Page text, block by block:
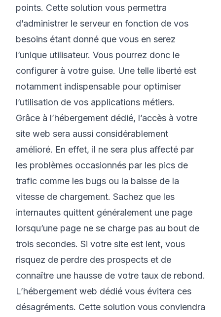
points. Cette solution vous permettra
d’administrer le serveur en fonction de vos
besoins étant donné que vous en serez
l’unique utilisateur. Vous pourrez donc le
configurer à votre guise. Une telle liberté est
notamment indispensable pour optimiser
l’utilisation de vos applications métiers.
Grâce à l’hébergement dédié, l’accès à votre
site web sera aussi considérablement
amélioré. En effet, il ne sera plus affecté par
les problèmes occasionnés par les pics de
trafic comme les bugs ou la baisse de la
vitesse de chargement. Sachez que les
internautes quittent généralement une page
lorsqu’une page ne se charge pas au bout de
trois secondes. Si votre site est lent, vous
risquez de perdre des prospects et de
connaître une hausse de votre taux de rebond.
L’hébergement web dédié vous évitera ces
désagréments. Cette solution vous conviendra